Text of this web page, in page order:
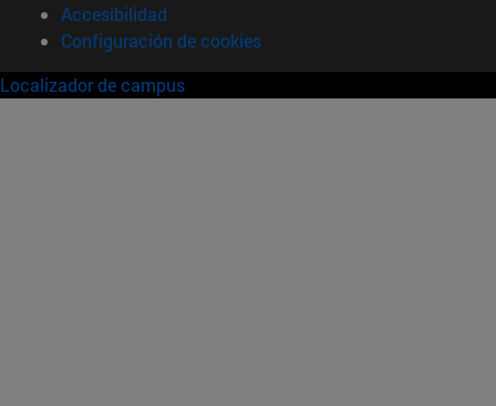
Accesibilidad
Configuración de cookies
Localizador de campus